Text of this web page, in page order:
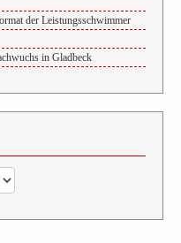
der Leistungsschwimmer
in Gladbeck